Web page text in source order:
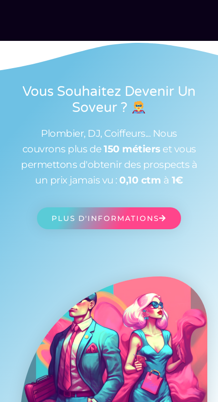
Vous Souhaitez Devenir Un
Soveur ?
Plombier, DJ, Coiffeurs... Nous
couvrons plus de 150 métiers et vous
permettons d'obtenir des prospects à
un prix jamais vu : 0,10 ctm à 1€
PLUS D'INFORMATIONS